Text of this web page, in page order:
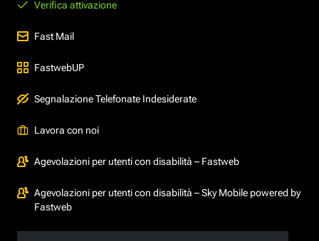
Verifica attivazione
Fast Mail
FastwebUP
Segnalazione Telefonate Indesiderate
Lavora con noi
Agevolazioni per utenti con disabilità – Fastweb
Agevolazioni per utenti con disabilità – Sky Mobile powered by
Fastweb